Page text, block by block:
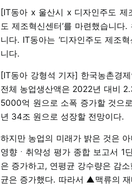
[IT동아 x 울산시 x 디자인주도 제
도 제조혁신센터’를 마련했습니
니다. IT동아는 ‘디자인주도 제조
니다.
[IT동아 강형석 기자] 한국농촌경
전체 농업생산액은 2022년 대비
5000억 원으로 소폭 증가할 것으
년 34조 원으로 성장할 전망이다.
하지만 농업의 미래가 밝은 것은
영향ㆍ취약성 평가 종합 보고서 1
은 증가하고, 연평균 강수량은 감
균은 증가했다. 따라서 ▲맥류의